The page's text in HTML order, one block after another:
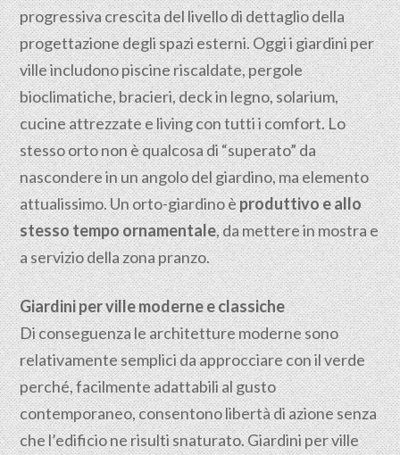
progressiva crescita del livello di dettaglio della
progettazione degli spazi esterni. Oggi i giardini per
ville includono piscine riscaldate, pergole
bioclimatiche, bracieri, deck in legno, solarium,
cucine attrezzate e living con tutti i comfort. Lo
stesso orto non è qualcosa di “superato” da
nascondere in un angolo del giardino, ma elemento
attualissimo. Un orto-giardino èproduttivo e allo
stesso tempo ornamentale, da mettere in mostra e
a servizio della zona pranzo.
Giardini per ville moderne e classiche
Di conseguenza le architetture moderne sono
relativamente semplici da approcciare con il verde
perché, facilmente adattabili al gusto
contemporaneo, consentono libertà di azione senza
che l’edificio ne risulti snaturato. Giardini per ville